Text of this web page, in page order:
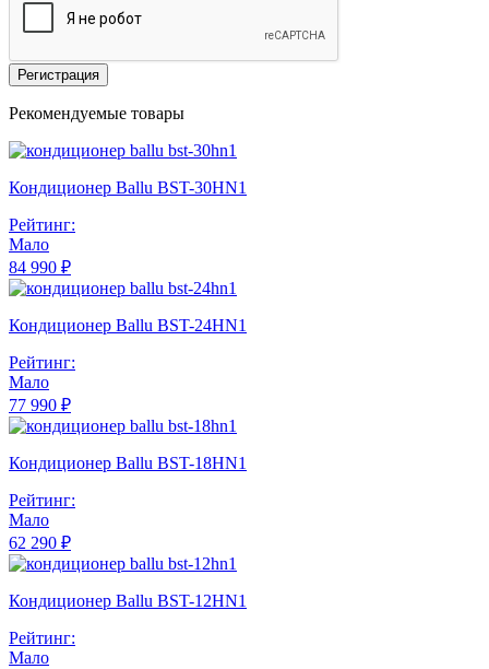
Регистрация
Рекомендуемые товары
Кондиционер Ballu BST-30HN1
Рейтинг:
Мало
84 990 ₽
Кондиционер Ballu BST-24HN1
Рейтинг:
Мало
77 990 ₽
Кондиционер Ballu BST-18HN1
Рейтинг:
Мало
62 290 ₽
Кондиционер Ballu BST-12HN1
Рейтинг:
Мало